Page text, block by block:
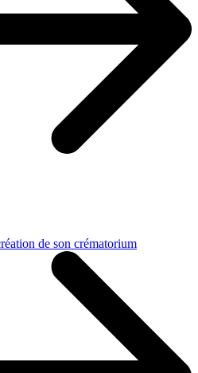
de son crématorium